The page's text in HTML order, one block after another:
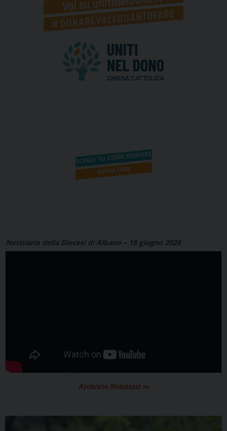
Notiziario della Diocesi di Albano – 18 giugno 2026
Archivio Notiziari >>